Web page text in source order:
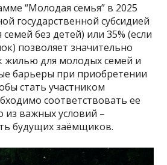
“Молодая семья” в 2025
государственной субсидией
без детей) или 35% (если
позволяет значительно
жилью для молодых семей и
барьеры при приобретении
стать участником
соответствовать ее
из важных условий –
будущих заёмщиков.